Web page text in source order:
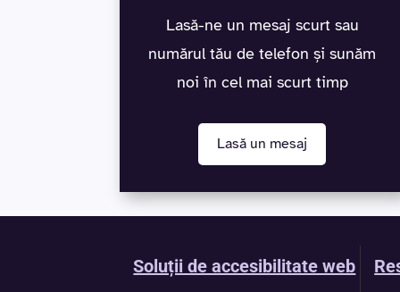
Lasă-ne un mesaj scurt sau
numărul tău de telefon și sunăm
noi în cel mai scurt timp
Lasă un mesaj
Soluții de accesibilitate web